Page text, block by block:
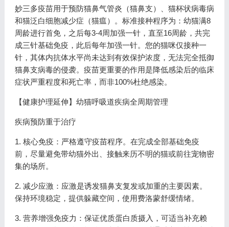
妙三多疫苗用于预防猫鼻气管炎（猫鼻支）、猫杯状病毒病
和猫泛白细胞减少症（猫瘟）。标准接种程序为：幼猫满8
周龄进行首免，之后每3-4周加强一针，直至16周龄，共完
成三针基础免疫，此后每年加强一针。您的猫咪仅接种一
针，其体内抗体水平尚未达到有效保护浓度，无法完全抵御
猫鼻支病毒的侵袭。疫苗更重要的作用是降低感染后的临床
症状严重程度和死亡率，而非100%杜绝感染。
【健康护理延伸】幼猫呼吸道疾病全周期管理
疾病预防重于治疗
1. 核心免疫：严格遵守疫苗程序。在完成全部基础免疫
前，尽量避免带幼猫外出、接触来历不明的猫或前往宠物密
集的场所。
2. 减少应激：应激是诱发猫鼻支复发或加重的主要因素。
保持环境稳定，提供躲藏空间，使用费洛蒙舒缓情绪。
3. 营养增强免疫力：保证优质蛋白质摄入，可适当补充赖